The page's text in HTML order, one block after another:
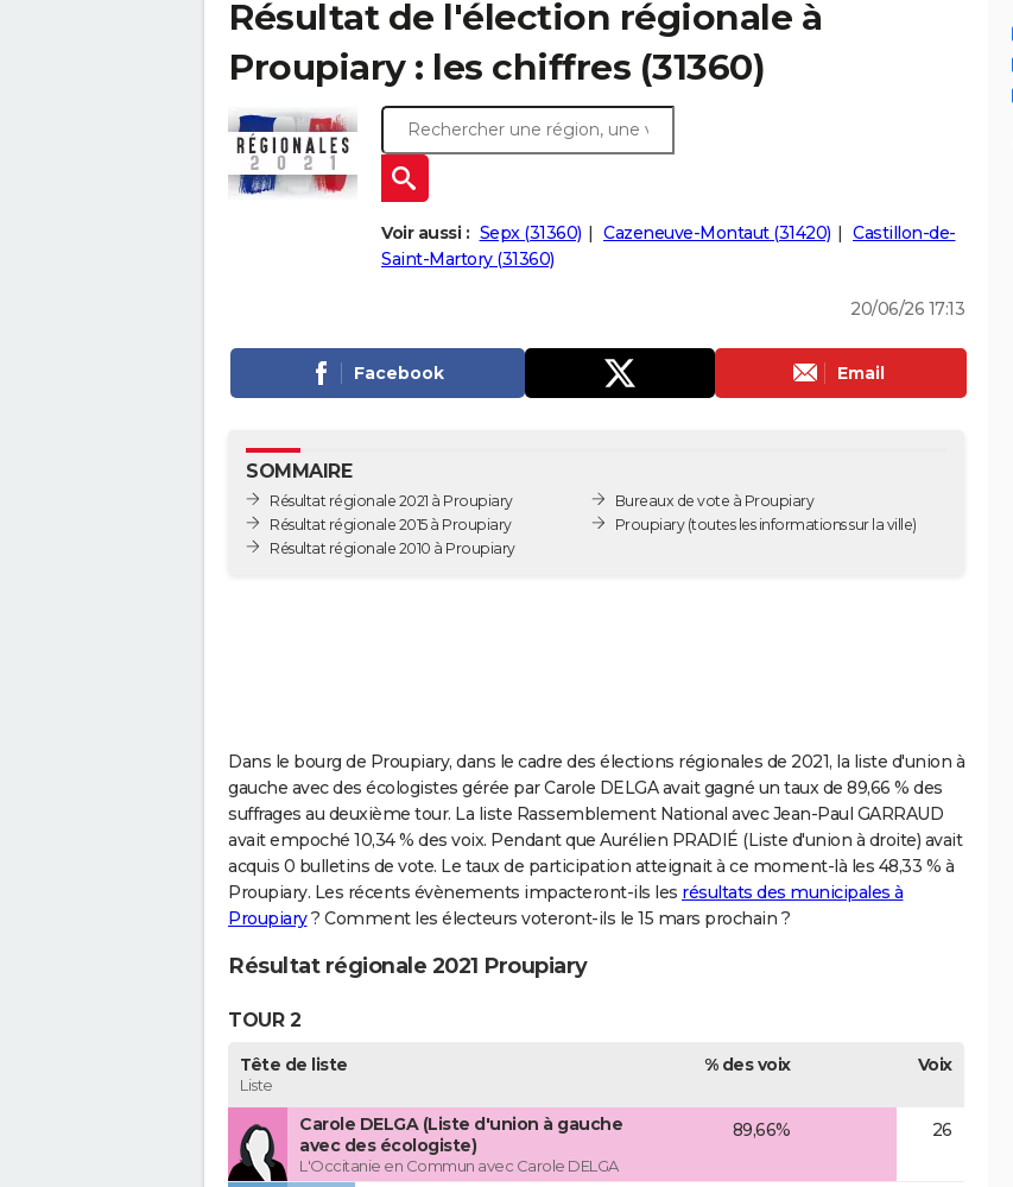
Résultat de l'élection régionale à
Proupiary : les chiffres (31360)
Voir aussi : Sepx (31360) Cazeneuve-Montaut (31420)
Castillon-de-
Saint-Martory (31360)
20/06/26 17:13
Facebook Email
SOMMAIRE
Résultat régionale 2021 à Proupiary
Résultat régionale 2015 à Proupiary
Résultat régionale 2010 à Proupiary
Bureaux de vote à Proupiary
Proupiary(toutes les informations sur la ville)
Dans le bourg de Proupiary, dans le cadre des élections régionales de 2021, la liste d'union à
gauche avec des écologistes gérée par Carole DELGA avait gagné un taux de 89,66 % des
suffrages au deuxième tour. La liste Rassemblement National avec Jean-Paul GARRAUD
avait empoché 10,34 % des voix. Pendant que Aurélien PRADIÉ (Liste d'union à droite) avait
acquis 0 bulletins de vote. Le taux de participation atteignait à ce moment-là les 48,33 % à
Proupiary. Les récents évènements impacteront-ils les résultats des municipales à
Proupiary? Comment les électeurs voteront-ils le 15 mars prochain ?
Résultat régionale 2021 Proupiary
TOUR 2
Tête de liste
Liste
% des voix Voix
Carole DELGA (Liste d'union à gauche
avec des écologiste)
L'Occitanie en Commun avec Carole DELGA
89,66% 26